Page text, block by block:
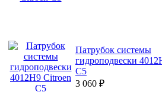
Патрубок системы
гидроподвески
C5
3 060 ₽